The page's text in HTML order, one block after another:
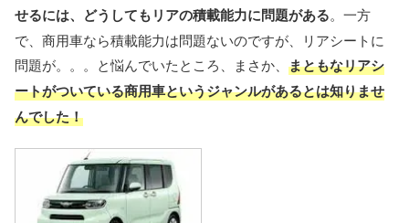
せるには、どうしてもリアの積載能力に問題がある。一方
で、商用車なら積載能力は問題ないのですが、リアシートに
問題が。。。と悩んでいたところ、まさか、 まともなリアシ
ートがついている商用車というジャンルがあるとは知りませ
んでした！